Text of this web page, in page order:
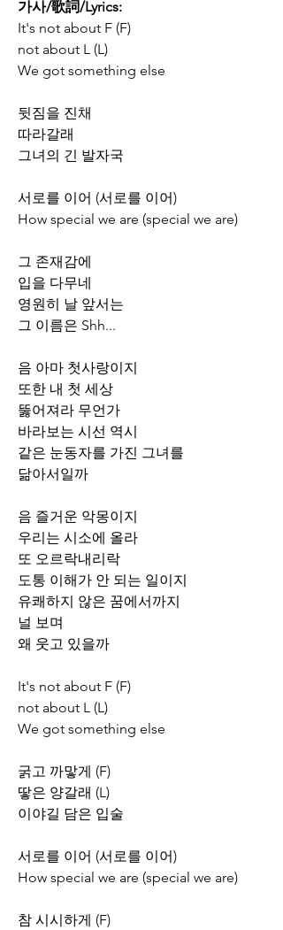
가사/歌詞/Lyrics:
It's not about F (F)
not about L (L)
We got something else
뒷짐을 진채
따라갈래
그녀의 긴 발자국
서로를 이어 (서로를 이어)
How special we are (special we are)
그 존재감에
입을 다무네
영원히 날 앞서는
그 이름은 Shh...
음 아마 첫사랑이지
또한 내 첫 세상
뚫어져라 무언가
바라보는 시선 역시
같은 눈동자를 가진 그녀를
닮아서일까
음 즐거운 악몽이지
우리는 시소에 올라
또 오르락내리락
도통 이해가 안 되는 일이지
유쾌하지 않은 꿈에서까지
널 보며
왜 웃고 있을까
It's not about F (F)
not about L (L)
We got something else
굵고 까맣게 (F)
땋은 양갈래 (L)
이야길 담은 입술
서로를 이어 (서로를 이어)
How special we are (special we are)
참 시시하게 (F)